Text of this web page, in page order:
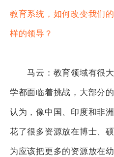
教育系统，如何改变我们
样的领导？
马云：教育领域有很大
学都面临着挑战，大部分
认为，像中国、印度和非
花了很多资源放在博士、
为应该把更多的资源放在